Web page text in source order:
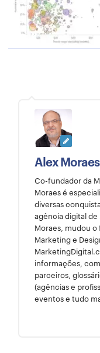
Alex
Co-fundador da
Moraes é
diversas
agência digital
Moraes, mudou
Marketing e
informações,
parceiros,
(agências e
eventos e tudo